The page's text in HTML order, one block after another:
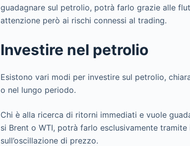
guadagnare sul petrolio, potrà farlo grazie alle
attenzione però ai rischi connessi al trading.
Investire nel petrolio
Esistono vari modi per investire sul petrolio,
o nel lungo periodo.
Chi è alla ricerca di ritorni immediati e vuole
si Brent o WTI, potrà farlo esclusivamente
sull’oscillazione di prezzo.